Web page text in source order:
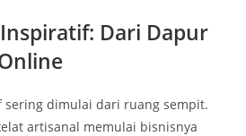
Dari Dapur
sering dimulai dari ruang sempit.
artisanal memulai bisnisnya